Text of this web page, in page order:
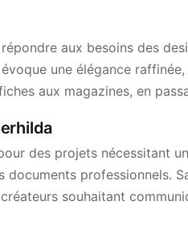
aux besoins des
une élégance
aux magazines, en
des projets nécessitant
professionnels.
souhaitant